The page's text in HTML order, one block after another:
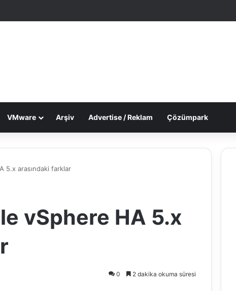
Makale
VMware Arşiv Advertise / Reklam Çözümpark
5.x arasındaki farklar
vSphere HA 5.x
0 2 dakika okuma süresi